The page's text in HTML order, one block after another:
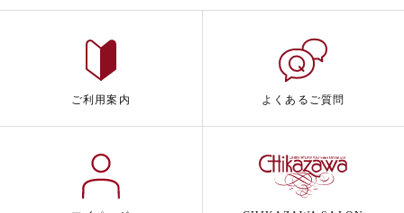
ご利用案内 よくあるご質問